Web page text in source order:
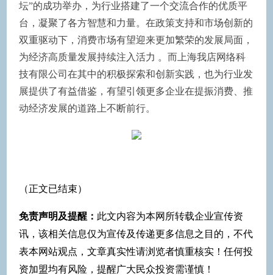
坛”的成功举办，为行业搭建了一个交流合作的优质平
台，凝聚了各方智慧和力量。在政策支持和市场创新的
双重驱动下，消费市场有望迎来更加繁荣的发展局面，
为经济高质量发展持续注入活力 。而上海我店网络科
技有限公司在其中的积极探索和创新实践，也为行业发
展提供了有益借鉴，有望引领更多企业在提振消费、推
动经济发展的道路上不断前行。
（正文已结束）
免责声明及提醒： 此文内容为本网所转载企业宣传资
讯，该相关信息仅为宣传及传递更多信息之目的，不代
表本网站观点，文章真实性请浏览者慎重核实！任何投
资加盟均有风险，提醒广大民众投资需谨慎！